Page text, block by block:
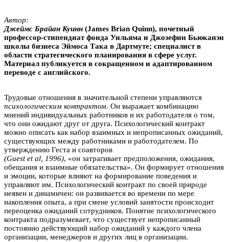
Автор:
Джеймс Брайан Куинн (James Brian Quinn), почетный
профессор-стипендиат фонда Уильяма и Джозефин Бьюканэн
школы бизнеса Эймоса Така в Дартмуте; специалист в
области стратегического планирования в сфере услуг.
Материал публикуется в сокращенном и адаптированном
переводе с английского.
Трудовые отношения в значительной степени управляются
психологическим контрактом. Он выражает комбинацию
мнений индивидуальных работников и их работодателя о том,
что они ожидают друг от друга. Психологический контракт
можно описать как набор взаимных и непрописанных ожиданий,
существующих между работниками и работодателем. По
утверждению Геста и соавторов
(Guest et al, 1996), «он затрагивает предположения, ожидания,
обещания и взаимные обязательства». Он формирует отношения
и эмоции, которые влияют на формирование поведения и
управляют им. Психологический контракт по своей природе
неявен и динамичен: он развивается во времени по мере
накопления опыта, а при смене условий занятости происходит
переоценка ожиданий сотрудников. Понятие психологического
контракта подразумевает, что существует непрописанный
постоянно действующий набор ожиданий у каждого члена
организации, менеджеров и других лиц в организации.